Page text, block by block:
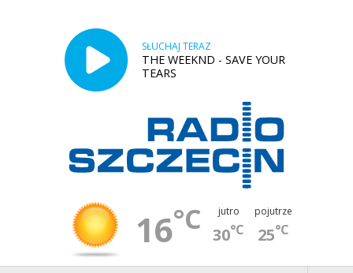
SŁUCHAJ TERAZ
THE WEEKND - SAVE YOUR
TEARS
16°C jutro
30°C
pojutrze
25°C